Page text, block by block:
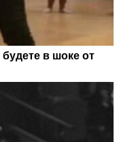
в шоке от